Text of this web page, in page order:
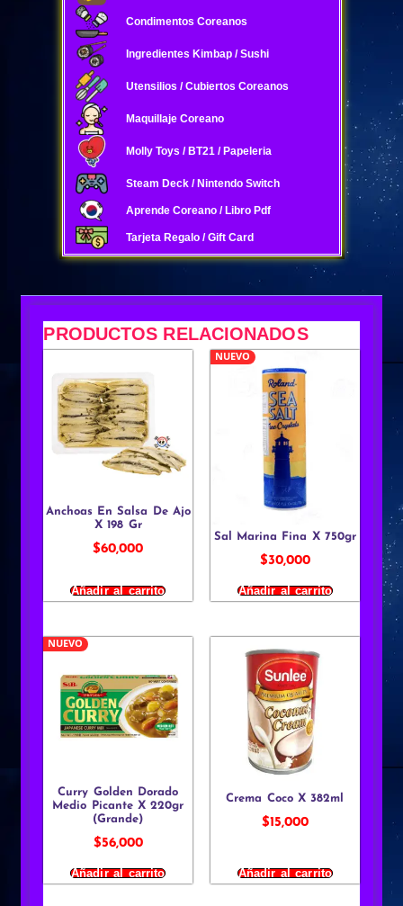
Condimentos Coreanos
Ingredientes Kimbap / Sushi
Utensilios / Cubiertos Coreanos
Maquillaje Coreano
Molly Toys / BT21 / Papeleria
Steam Deck / Nintendo Switch
Aprende Coreano / Libro Pdf
Tarjeta Regalo / Gift Card
PRODUCTOS RELACIONADOS
Anchoas En Salsa De Ajo
X 198 Gr
$60,000
Añadir al carrito
NUEVO
Sal Marina Fina X 750gr
$30,000
Añadir al carrito
NUEVO
Curry Golden Dorado
Medio Picante X 220gr
(Grande)
$56,000
Añadir al carrito
Crema Coco X 382ml
$15,000
Añadir al carrito